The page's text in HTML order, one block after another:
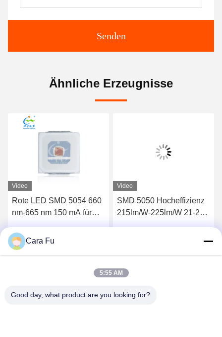
Senden
Ähnliche Erzeugnisse
Video
SMD 5050 Hocheffizienz
215lm/W-225lm/W 21-23V
Video
PLCC SMD LED 5050
CHIP 520 nm-530 nm
Cara Fu
5:55 AM
Good day, what product are you looking for?